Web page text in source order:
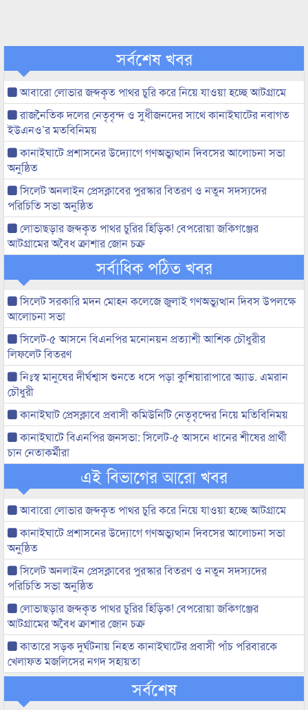
সর্বশেষ খবর
আবারো লোভার জব্দকৃত পাথর চুরি করে নিয়ে যাওয়া হচ্ছে আটগ্রামে
রাজনৈতিক দলের নেতৃবৃন্দ ও সুধীজনদের সাথে কানাইঘাটের নবাগত
ইউএনও’র মতবিনিময়
কানাইঘাটে প্রশাসনের উদ্যোগে গণঅভ্যুত্থান দিবসের আলোচনা সভা
অনুষ্ঠিত
সিলেট অনলাইন প্রেসক্লাবের পুরস্কার বিতরণ ও নতুন সদস্যদের
পরিচিতি সভা অনুষ্ঠিত
লোভাছড়ার জব্দকৃত পাথর চুরির হিড়িক! বেপরোয়া জকিগঞ্জের
আটগ্রামের অবৈধ ক্রাশার জোন চক্র
সর্বাধিক পঠিত খবর
সিলেট সরকারি মদন মোহন কলেজে জুলাই গণঅভ্যুত্থান দিবস উপলক্ষে
আলোচনা সভা
সিলেট-৫ আসনে বিএনপির মনোনয়ন প্রত্যাশী আশিক চৌধুরীর
লিফলেট বিতরণ
নিঃস্ব মানুষের দীর্ঘশ্বাস শুনতে ধসে পড়া কুশিয়ারাপারে অ্যাড. এমরান
চৌধুরী
কানাইঘাট প্রেসক্লাবে প্রবাসী কমিউনিটি নেতৃবৃন্দের নিয়ে মতিবিনিময়
কানাইঘাটে বিএনপির জনসভা: সিলেট-৫ আসনে ধানের শীষের প্রার্থী
চান নেতাকর্মীরা
এই বিভাগের আরো খবর
আবারো লোভার জব্দকৃত পাথর চুরি করে নিয়ে যাওয়া হচ্ছে আটগ্রামে
কানাইঘাটে প্রশাসনের উদ্যোগে গণঅভ্যুত্থান দিবসের আলোচনা সভা
অনুষ্ঠিত
সিলেট অনলাইন প্রেসক্লাবের পুরস্কার বিতরণ ও নতুন সদস্যদের
পরিচিতি সভা অনুষ্ঠিত
লোভাছড়ার জব্দকৃত পাথর চুরির হিড়িক! বেপরোয়া জকিগঞ্জের
আটগ্রামের অবৈধ ক্রাশার জোন চক্র
কাতারে সড়ক দুর্ঘটনায় নিহত কানাইঘাটের প্রবাসী পাঁচ পরিবারকে
খেলাফত মজলিসের নগদ সহায়তা
সর্বশেষ